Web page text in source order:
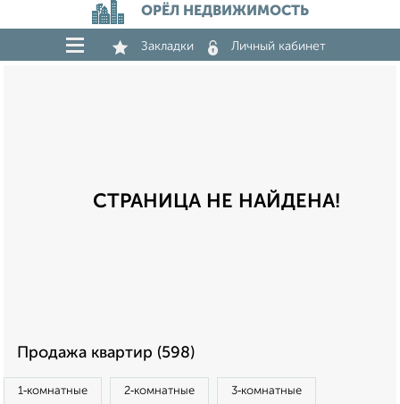
ОРЁЛ НЕДВИЖИМОСТЬ
Закладки Личный кабинет
СТРАНИЦА НЕ НАЙДЕНА!
Продажа квартир (598)
1‑комнатные 2‑комнатные 3‑комнатные